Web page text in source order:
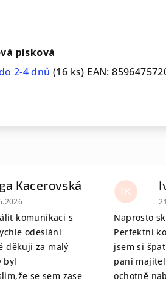
písková
2-4 dnů (16 ks) EAN:
Kacerovská
obchodu je 5 z 5 hvězdiček.
komunikaci s
odeslání
děkuji za malý
byl
se sem zase
IK
Naprosto
Perfektní
jsem si
paní
ochotně